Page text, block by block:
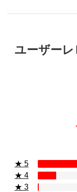
ユーザー
★ 5
★ 4
★ 3